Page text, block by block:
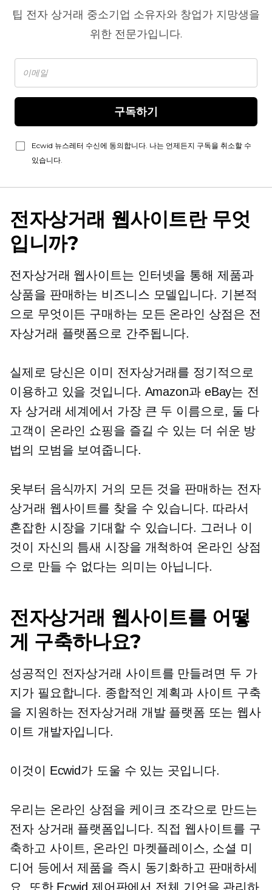
팁 전자 상거래 중소기업 소유자와 창업가 지망생을
위한 전문가입니다.
구독하기
Ecwid 뉴스레터 수신에 동의합니다. 나는 언제든지 구독을 취소할 수
있습니다.
전자상거래 웹사이트란 무엇
입니까?
전자상거래 웹사이트는 인터넷을 통해 제품과
상품을 판매하는 비즈니스 모델입니다. 기본적
으로 무엇이든 구매하는 모든 온라인 상점은 전
자상거래 플랫폼으로 간주됩니다.
실제로 당신은 이미 전자상거래를 정기적으로
이용하고 있을 것입니다. Amazon과 eBay는 전
자 상거래 세계에서 가장 큰 두 이름으로, 둘 다
고객이 온라인 쇼핑을 즐길 수 있는 더 쉬운 방
법의 모범을 보여줍니다.
옷부터 음식까지 거의 모든 것을 판매하는 전자
상거래 웹사이트를 찾을 수 있습니다. 따라서
혼잡한 시장을 기대할 수 있습니다. 그러나 이
것이 자신의 틈새 시장을 개척하여 온라인 상점
으로 만들 수 없다는 의미는 아닙니다.
전자상거래 웹사이트를 어떻
게 구축하나요?
성공적인 전자상거래 사이트를 만들려면 두 가
지가 필요합니다. 종합적인 계획과 사이트 구축
을 지원하는 전자상거래 개발 플랫폼 또는 웹사
이트 개발자입니다.
이것이 Ecwid가 도울 수 있는 곳입니다.
우리는 온라인 상점을 케이크 조각으로 만드는
전자 상거래 플랫폼입니다. 직접 웹사이트를 구
축하고 사이트, 온라인 마켓플레이스, 소셜 미
디어 등에서 제품을 즉시 동기화하고 판매하세
요. 또한 Ecwid 제어판에서 전체 기업을 관리하